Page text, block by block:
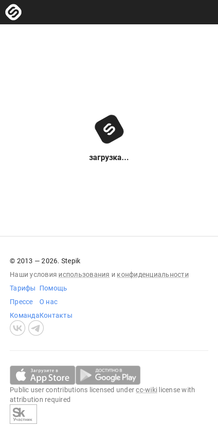
загрузка...
© 2013 — 2026. Stepik
Наши условия использования и конфиденциальности
Тарифы
Прессе
Команда
Помощь
О нас
Контакты
Public user contributions licensed undercc-wiki license with
attribution required